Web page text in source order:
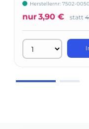
Herstellernr: 7502-0050
nur3,90 € statt